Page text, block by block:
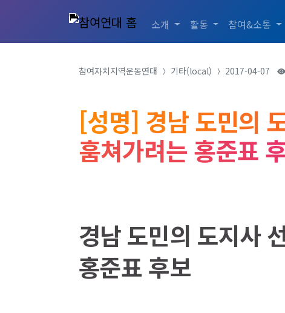
소개 활동 참여&소통
참여자치지역운동연대 기타(local) 2017-04-07
[성명] 경남 도민의
훔쳐가려는 홍준표
경남 도민의 도지사
홍준표 후보